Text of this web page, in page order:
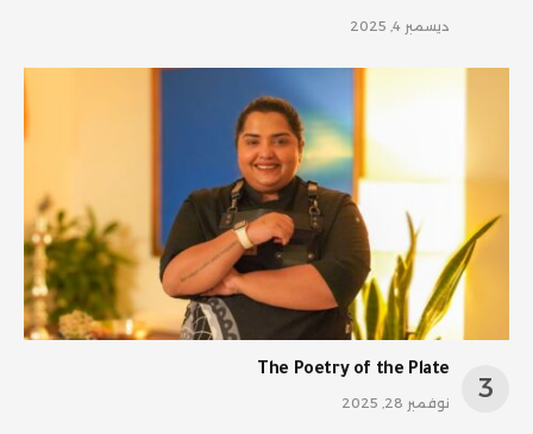
ديسمبر 4, 2025
The Poetry of the Plate
نوفمبر 28, 2025